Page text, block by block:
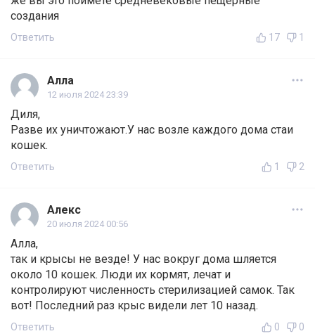
создания
Ответить 17 1
Алла
12 июля 2024 23:39
Диля,
Разве их уничтожают.У нас возле каждого дома стаи
кошек.
Ответить 1 2
Алекс
20 июля 2024 00:56
Алла,
так и крысы не везде! У нас вокруг дома шляется
около 10 кошек. Люди их кормят, лечат и
контролируют численность стерилизацией самок. Так
вот! Последний раз крыс видели лет 10 назад.
Ответить 0 0